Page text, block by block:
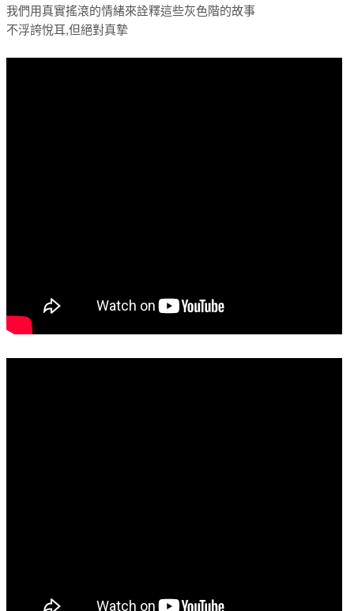
我們用真實搖滾的情緒來詮釋這些灰色階的故事
不浮誇悅耳,但絕對真摯